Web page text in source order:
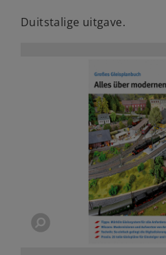
Duitstalige uitgave.